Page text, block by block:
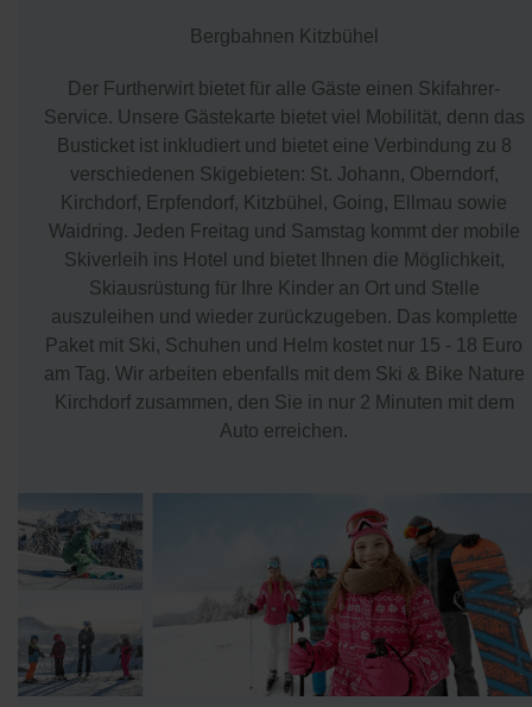
Bergbahnen Kitzbühel
Der Furtherwirt bietet für alle Gäste einen Skifahrer-
Service. Unsere Gästekarte bietet viel Mobilität, denn das
Busticket ist inkludiert und bietet eine Verbindung zu 8
verschiedenen Skigebieten: St. Johann, Oberndorf,
Kirchdorf, Erpfendorf, Kitzbühel, Going, Ellmau sowie
Waidring. Jeden Freitag und Samstag kommt der mobile
Skiverleih ins Hotel und bietet Ihnen die Möglichkeit,
Skiausrüstung für Ihre Kinder an Ort und Stelle
auszuleihen und wieder zurückzugeben. Das komplette
Paket mit Ski, Schuhen und Helm kostet nur 15 - 18 Euro
am Tag. Wir arbeiten ebenfalls mit dem Ski & Bike Nature
Kirchdorf zusammen, den Sie in nur 2 Minuten mit dem
Auto erreichen.